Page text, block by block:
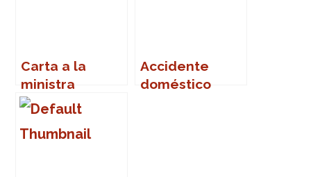
Carta a la
ministra
Narbona
Accidente
doméstico